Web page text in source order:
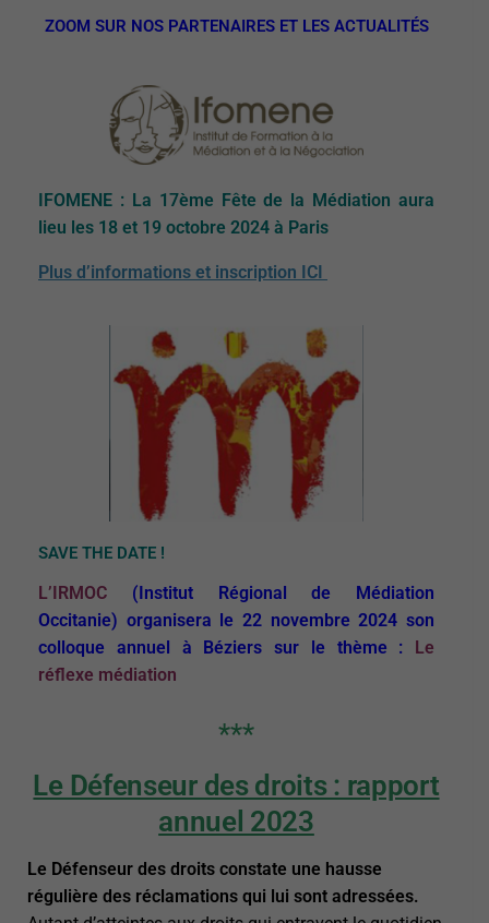
ZOOM SUR NOS PARTENAIRES ET LES ACTUALITÉS
IFOMENE : La 17ème Fête de la Médiation aura
lieu les 18 et 19 octobre 2024 à Paris
Plus d’informations et inscription ICI
SAVE THE DATE !
L’IRMOC
(Institut Régional de Médiation
Occitanie) organisera le 22 novembre 2024 son
colloque annuel à Béziers sur le thème :
Le
réflexe médiation
***
Le Défenseur des droits : rapport
annuel 2023
Le Défenseur des droits constate une hausse
régulière des réclamations qui lui sont adressées.